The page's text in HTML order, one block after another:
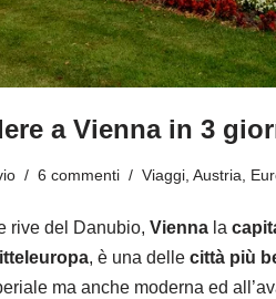
a Vienna in 3
6 commenti Viaggi, Austria,
rive del Danubio, Vienna la
, è una delle città più
ma anche moderna ed